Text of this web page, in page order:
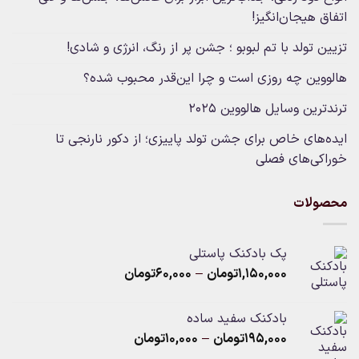
اتفاق هیجان‌انگیز!
تزیین تولد با تم لبوبو ؛ جشن پر از رنگ، انرژی و شادی!
هالووین چه روزی است و چرا این‌قدر محبوب شده؟
ترندترین وسایل هالووین ۲۰۲۵
ایده‌های خاص برای جشن تولد پاییزی؛ از دکور نارنجی تا
خوراکی‌های فصلی
محصولات
پک بادکنک پاستلی
۱,۱۵۰,۰۰۰تومان – ۶۰,۰۰۰تومان
بادکنک سفید ساده
۱۹۵,۰۰۰تومان – ۱۰,۰۰۰تومان